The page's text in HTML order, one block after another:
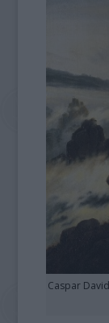
Caspar